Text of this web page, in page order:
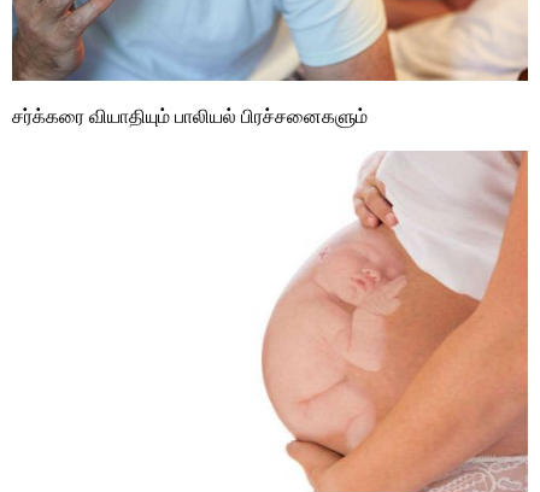
சர்க்கரை வியாதியும் பாலியல் பிரச்சனைகளும்